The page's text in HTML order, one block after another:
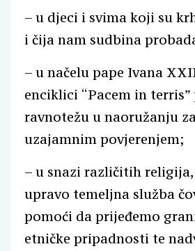
– u djeci i svima koji su
i čija nam sudbina
– u načelu pape Ivana
enciklici “Pacem in terris”
ravnotežu u naoružanju
uzajamnim povjerenjem;
– u snazi različitih
upravo temeljna služba
pomoći da prijeđemo
etničke pripadnosti te